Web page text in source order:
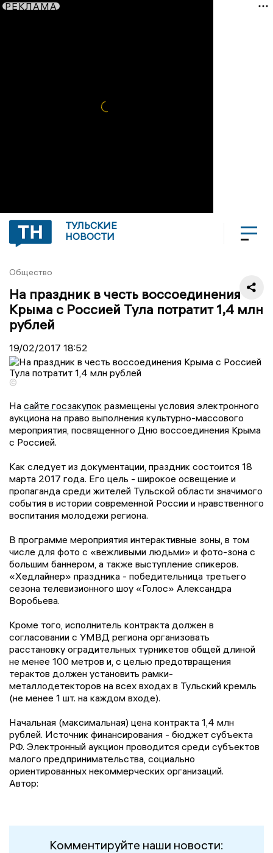
РЕКЛАМА
ТУЛЬСКИЕ
НОВОСТИ
Общество
На праздник в честь воссоединения
Крыма с Россией Тула потратит 1,4 млн
рублей
19/02/2017 18:52
©
На сайте госзакупок размещены условия электронного
аукциона на право выполнения культурно-массового
мероприятия, посвященного Дню воссоединения Крыма
с Россией.
Как следует из документации, праздник состоится 18
марта 2017 года. Его цель - широкое освещение и
пропаганда среди жителей Тульской области значимого
события в истории современной России и нравственного
воспитания молодежи региона.
В программе мероприятия интерактивные зоны, в том
числе для фото с «вежливыми людьми» и фото-зона с
большим баннером, а также выступление спикеров.
«Хедлайнер» праздника - победительница третьего
сезона телевизионного шоу «Голос» Александра
Воробьева.
Кроме того, исполнитель контракта должен в
согласовании с УМВД региона организовать
расстановку оградительных турникетов общей длиной
не менее 100 метров и, с целью предотвращения
терактов должен установить рамки-
металлодетекторов на всех входах в Тульский кремль
(не менее 1 шт. на каждом входе).
Начальная (максимальная) цена контракта 1,4 млн
рублей. Источник финансирования - бюджет субъекта
РФ. Электронный аукцион проводится среди субъектов
малого предпринимательства, социально
ориентированных некоммерческих организаций.
Автор:
Комментируйте наши новости: